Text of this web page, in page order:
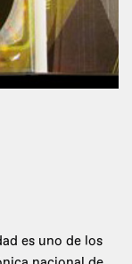
es uno de los